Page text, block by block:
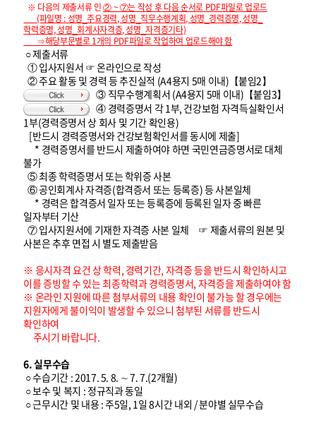
※ 다음의 제출서류 인② ~ ⑦는 작성 후 다음 순서로 PDF파일로 업로드
(파일명 : 성명_주요경력, 성명_직무수행계획, 성명_경력증명, 성명_
학력증명, 성명_회계사자격증, 성명_자격증기타)
⇒해당부문별로 1개의 PDF파일로 작업하여 업로드해야 함
○ 제출서류
① 입사지원서 ☞ 온라인으로 작성
② 주요 활동 및 경력 등 추진실적 (A4용지 5매 이내)【붙임2】
③ 직무수행계획서 (A4용지 5매 이내)【붙임3】
④ 경력증명서 각 1부, 건강보험 자격득실확인서
1부(경력증명서 상 회사 및 기간 확인용)
[반드시 경력증명서와 건강보험확인서를 동시에 제출]
* 경력증명서를 반드시 제출하여야 하면 국민연금증명서로 대체
불가
⑤ 최종 학력증명서 또는 학위증 사본
⑥ 공인회계사 자격증(합격증서 또는 등록증) 등 사본일체
* 경력은 합격증서 일자 또는 등록증에 등록된 일자 중 빠른
일자부터 기산
⑦ 입사지원서에 기재한 자격증 사본 일체 ☞ 제출서류의 원본 및
사본은 추후 면접 시 별도 제출받음
※ 응시자격 요건 상 학력, 경력기간, 자격증 등을 반드시 확인하시고
이를 증빙할 수 있는 최종학력과 경력증명서, 자격증을 제출하여야 함
※ 온라인 지원에 따른 첨부서류의 내용 확인이 불가능 할 경우에는
지원자에게 불이익이 발생할 수 있으니 첨부된 서류를 반드시
확인하여
주시기 바랍니다.
6. 실무수습
○ 수습기간 : 2017. 5. 8. ∼ 7. 7.(2개월)
○ 보수 및 복지 : 정규직과 동일
○ 근무시간 및 내용 : 주5일, 1일 8시간 내외 / 분야별 실무수습